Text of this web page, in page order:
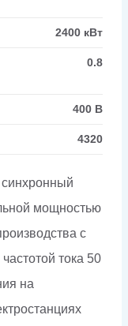
2400 кВт
0.8
400 В
4320
мощностью
с
тока 50
на